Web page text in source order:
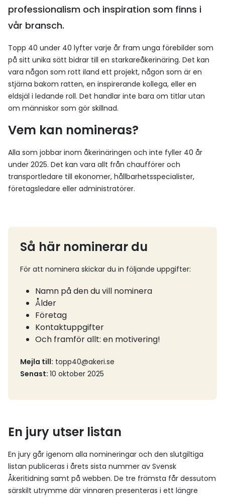
professionalism och inspiration som finns i
vår bransch.
Topp 40 under 40 lyfter varje år fram unga förebilder som
på sitt unika sätt bidrar till en starkareåkerinäring. Det kan
vara någon som rott iland ett projekt, någon som är en
stjärna bakom ratten, en inspirerande kollega, eller en
eldsjäl i ledande roll. Det handlar inte bara om titlar utan
om människor som gör skillnad.
Vem kan nomineras?
Alla som jobbar inom åkerinäringen och inte fyller 40 år
under 2025. Det kan vara allt från chaufförer och
transportledare till ekonomer, hållbarhetsspecialister,
företagsledare eller administratörer.
Så här nominerar du
För att nominera skickar du in följande uppgifter:
Namn på den du vill nominera
Ålder
Företag
Kontaktuppgifter
Och framför allt: en motivering!
Mejla till: topp40@akeri.se
Senast: 10 oktober 2025
En jury utser listan
En jury går igenom alla nomineringar och den slutgiltiga
listan publiceras i årets sista nummer av Svensk
Åkeritidning samt på webben. De tre främsta får dessutom
särskilt utrymme där vinnaren presenteras i ett längre